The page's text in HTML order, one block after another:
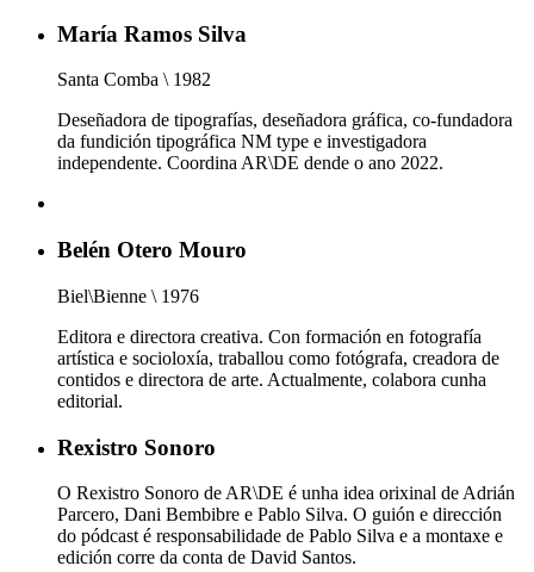
María Ramos Silva
Santa Comba \ 1982
Deseñadora de tipografías, deseñadora gráfica, co-fundadora
da fundición tipográfica NM type e investigadora
independente. Coordina AR\DE dende o ano 2022.
Belén Otero Mouro
Biel\Bienne \ 1976
Editora e directora creativa. Con formación en fotografía
artística e socioloxía, traballou como fotógrafa, creadora de
contidos e directora de arte. Actualmente, colabora cunha
editorial.
Rexistro Sonoro
O Rexistro Sonoro de AR\DE é unha idea orixinal de Adrián
Parcero, Dani Bembibre e Pablo Silva. O guión e dirección
do pódcast é responsabilidade de Pablo Silva e a montaxe e
edición corre da conta de David Santos.